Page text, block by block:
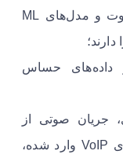
– سرویس‌های مقیاس‌پذیر پردازش صوت و مدل‌های ML
داده‌های حساس
جریان صوتی از
سمت دستگاه کاربر به لایه‌ی نرم‌افزاری VoIP وارد شده،